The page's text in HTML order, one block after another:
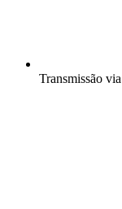
Transmissão